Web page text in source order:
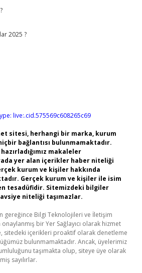
2025 ?
live:.cid.575569c608265c69
sitesi, herhangi bir marka, kurum
bağlantısı bulunmamaktadır.
makaleler
yer alan içerikler haber niteliği
kurum ve kişiler hakkında
Gerçek kurum ve kişiler ile isim
tesadüfidir. Sitemizdeki bilgiler
niteliği taşımazlar.
gereğince Bilgi Teknolojileri ve İletişim
bir Yer Sağlayıcı olarak hizmet
sitedeki içerikleri proaktif olarak denetleme
bulunmamaktadır. Ancak, üyelerimiz
taşımakta olup, siteye üye olarak
sayılırlar.